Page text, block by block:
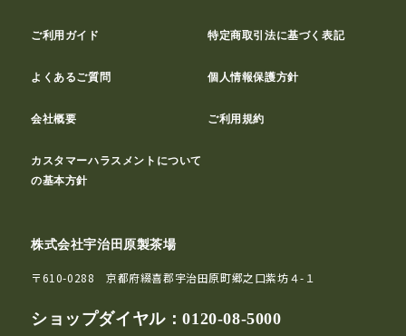
ご利用ガイド 特定商取引法に基づく表記
よくあるご質問 個人情報保護方針
会社概要 ご利用規約
カスタマーハラスメントについて
の基本方針
株式会社宇治田原製茶場
〒610-0288 京都府綴喜郡宇治田原町郷之口紫坊４-１
ショップダイヤル：0120-08-5000